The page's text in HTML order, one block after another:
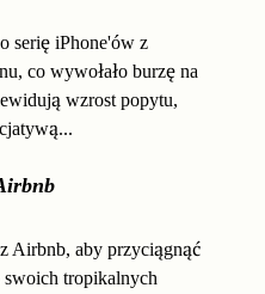
serię iPhone'ów z
co wywołało burzę na
wzrost popytu,
Airbnb, aby przyciągnąć
tropikalnych